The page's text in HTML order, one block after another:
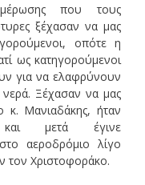
που τους
ξέχασαν να μας
οπότε η
ως κατηγορούμενοι
για να ελαφρύνουν
Ξέχασαν να μας
Μανιαδάκης, ήταν
και μετά έγινε
αεροδρόμιο λίγο
τον Χριστοφοράκο.